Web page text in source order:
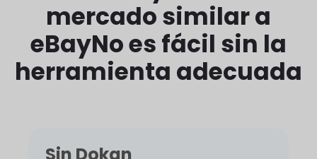
mercado similar a
eBayNo es fácil sin la
herramienta adecuada